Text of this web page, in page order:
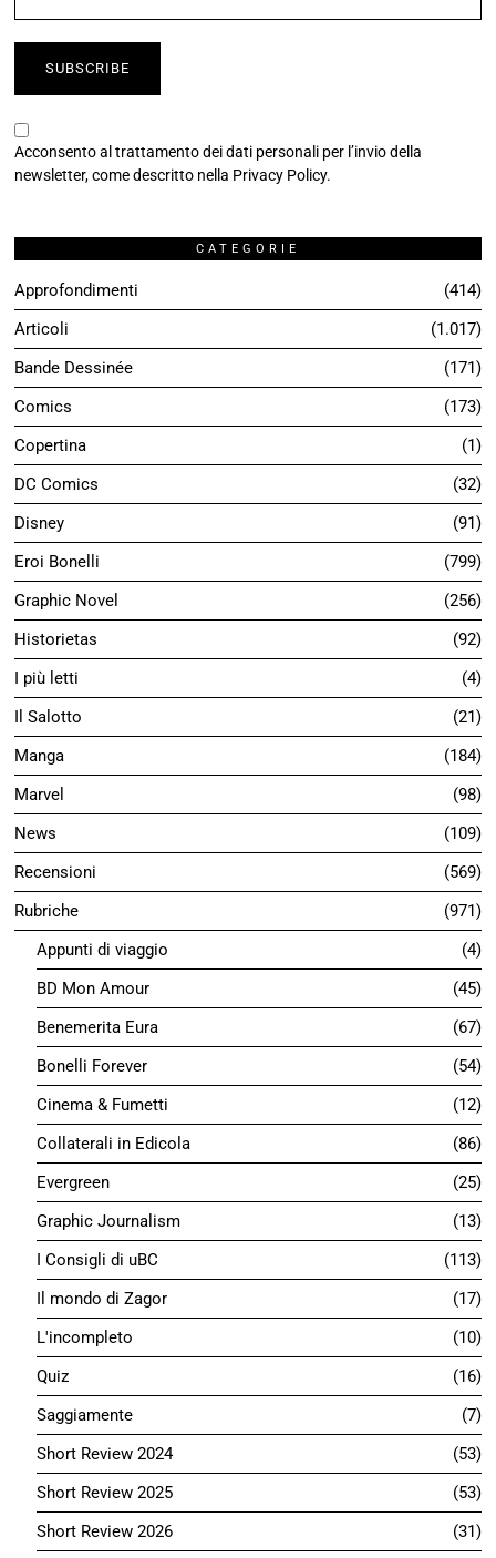
Acconsento al trattamento dei dati personali per l’invio della
newsletter, come descritto nella Privacy Policy.
CATEGORIE
Approfondimenti
414
Articoli
1.017
Bande Dessinée
171
Comics
173
Copertina
1
DC Comics
32
Disney
91
Eroi Bonelli
799
Graphic Novel
256
Historietas
92
I più letti
4
Il Salotto
21
Manga
184
Marvel
98
News
109
Recensioni
569
Rubriche
971
Appunti di viaggio
4
BD Mon Amour
45
Benemerita Eura
67
Bonelli Forever
54
Cinema & Fumetti
12
Collaterali in Edicola
86
Evergreen
25
Graphic Journalism
13
I Consigli di uBC
113
Il mondo di Zagor
17
L'incompleto
10
Quiz
16
Saggiamente
7
Short Review 2024
53
Short Review 2025
53
Short Review 2026
31